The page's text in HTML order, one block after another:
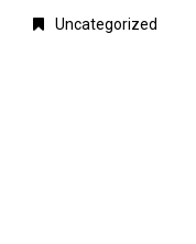
Uncategorized